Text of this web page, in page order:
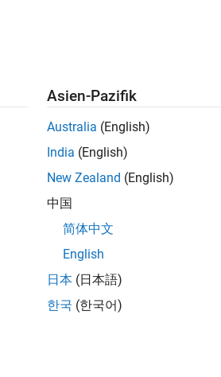
Asien-Pazifik
Australia (English)
India (English)
New Zealand (English)
中国
简体中文
English
日本 (日本語)
한국 (한국어)